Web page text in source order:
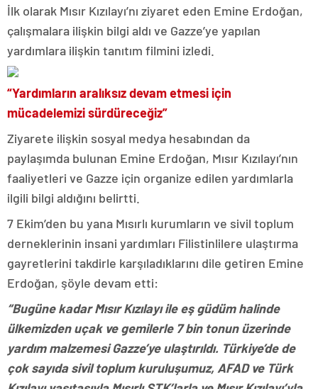
İlk olarak Mısır Kızılayı’nı ziyaret eden Emine Erdoğan,
çalışmalara ilişkin bilgi aldı ve Gazze’ye yapılan
yardımlara ilişkin tanıtım filmini izledi.
“Yardımların aralıksız devam etmesi için
mücadelemizi sürdüreceğiz”
Ziyarete ilişkin sosyal medya hesabından da
paylaşımda bulunan Emine Erdoğan, Mısır Kızılayı’nın
faaliyetleri ve Gazze için organize edilen yardımlarla
ilgili bilgi aldığını belirtti.
7 Ekim’den bu yana Mısırlı kurumların ve sivil toplum
derneklerinin insani yardımları Filistinlilere ulaştırma
gayretlerini takdirle karşıladıklarını dile getiren Emine
Erdoğan, şöyle devam etti:
“Bugüne kadar Mısır Kızılayı ile eş güdüm halinde
ülkemizden uçak ve gemilerle 7 bin tonun üzerinde
yardım malzemesi Gazze’ye ulaştırıldı. Türkiye’de de
çok sayıda sivil toplum kuruluşumuz, AFAD ve Türk